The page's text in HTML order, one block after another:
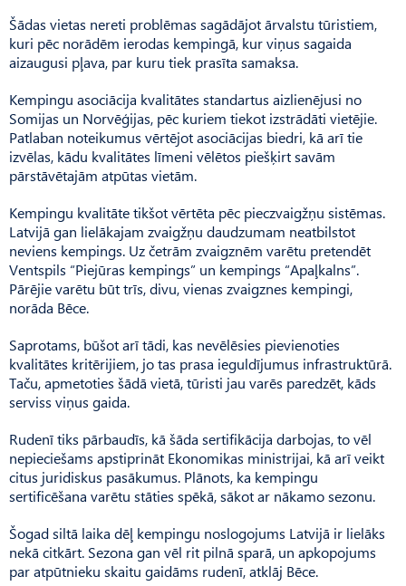
Šādas vietas nereti problēmas sagādājot ārvalstu tūristiem,
kuri pēc norādēm ierodas kempingā, kur viņus sagaida
aizaugusi pļava, par kuru tiek prasīta samaksa.
Kempingu asociācija kvalitātes standartus aizlienējusi no
Somijas un Norvēģijas, pēc kuriem tiekot izstrādāti vietējie.
Patlaban noteikumus vērtējot asociācijas biedri, kā arī tie
izvēlas, kādu kvalitātes līmeni vēlētos piešķirt savām
pārstāvētajām atpūtas vietām.
Kempingu kvalitāte tikšot vērtēta pēc pieczvaigžņu sistēmas.
Latvijā gan lielākajam zvaigžņu daudzumam neatbilstot
neviens kempings. Uz četrām zvaigznēm varētu pretendēt
Ventspils “Piejūras kempings” un kempings “Apaļkalns”.
Pārējie varētu būt trīs, divu, vienas zvaigznes kempingi,
norāda Bēce.
Saprotams, būšot arī tādi, kas nevēlēsies pievienoties
kvalitātes kritērijiem, jo tas prasa ieguldījumus infrastruktūrā.
Taču, apmetoties šādā vietā, tūristi jau varēs paredzēt, kāds
serviss viņus gaida.
Rudenī tiks pārbaudīs, kā šāda sertifikācija darbojas, to vēl
nepieciešams apstiprināt Ekonomikas ministrijai, kā arī veikt
citus juridiskus pasākumus. Plānots, ka kempingu
sertificēšana varētu stāties spēkā, sākot ar nākamo sezonu.
Šogad siltā laika dēļ kempingu noslogojums Latvijā ir lielāks
nekā citkārt. Sezona gan vēl rit pilnā sparā, un apkopojums
par atpūtnieku skaitu gaidāms rudenī, atklāj Bēce.